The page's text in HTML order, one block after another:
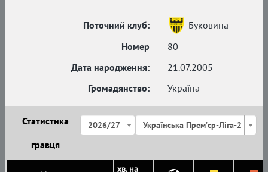
Поточний клуб:
Буковина
Номер
80
Дата народження:
21.07.2005
Громадянство:
Україна
Статистика
гравця
2026/27 Українська Премʼєр-Ліга-2
хв. на